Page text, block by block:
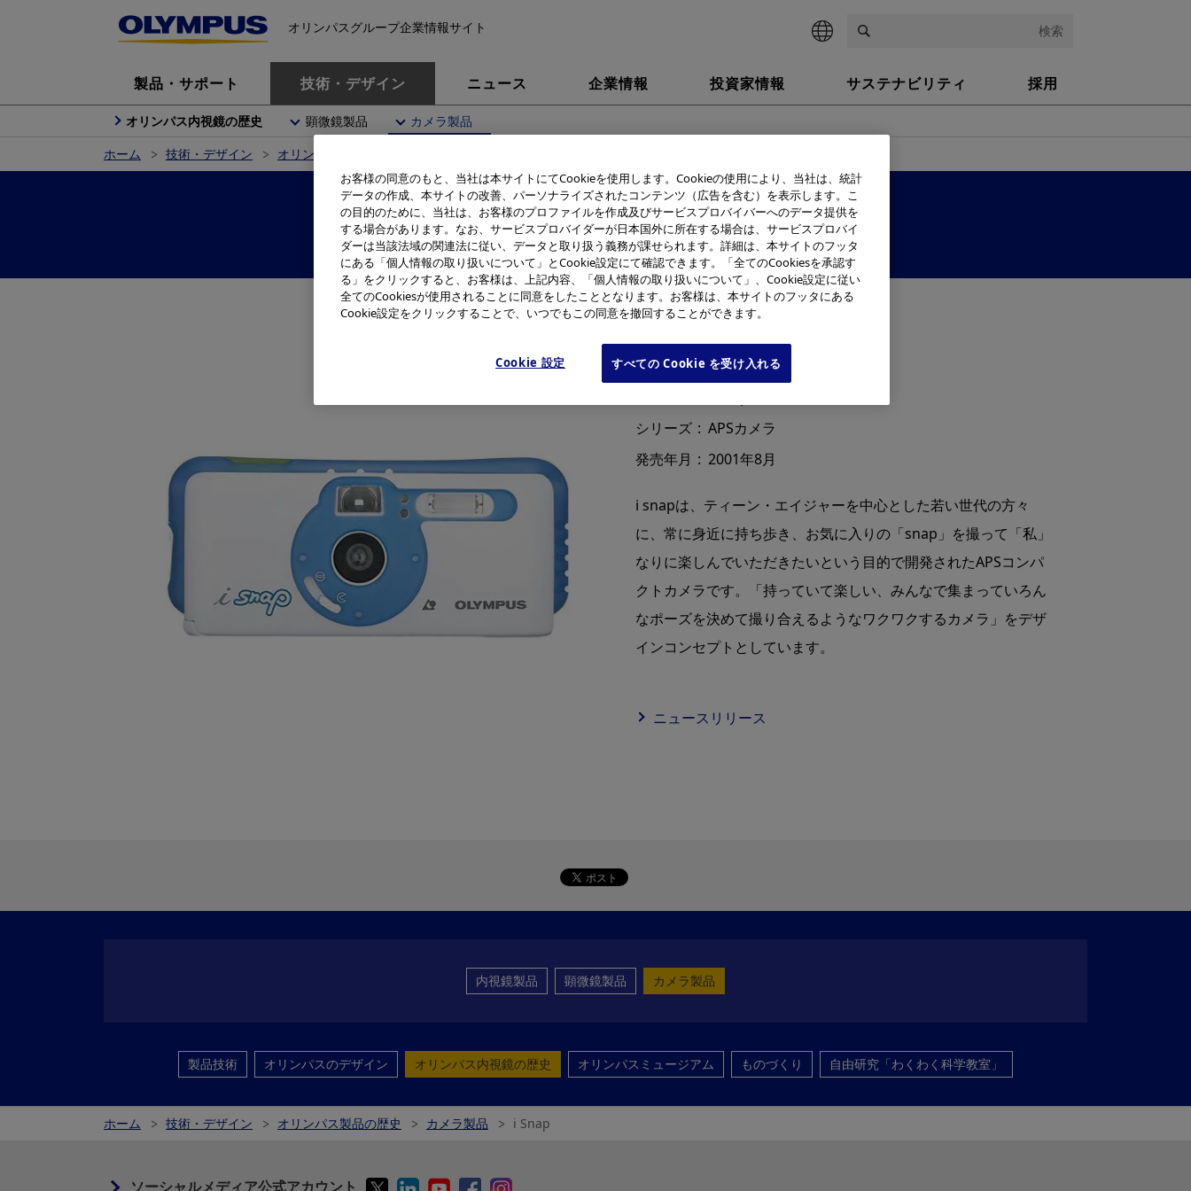
オリンパスグループ企業情報サイト 検索
製品・サポート 技術・デザイン ニュース 企業情報 投資家情報 サステナビリティ 採用
オリンパス内視鏡の歴史 顕微鏡製品
カメラ製品
ホーム
技術・デザイン オリンパス製品の歴史
i Snap
シリーズ
APSカメラ
発売年月
2001年8月
i snapは、ティーン・エイジャーを中心とした若い世代の方々
に、常に身近に持ち歩き、お気に入りの「snap」を撮って「私」
なりに楽しんでいただきたいという目的で開発されたAPSコンパ
クトカメラです。「持っていて楽しい、みんなで集まっていろん
なポーズを決めて撮り合えるようなワクワクするカメラ」をデザ
インコンセプトとしています。
ニュースリリース
内視鏡製品 顕微鏡製品 カメラ製品
製品技術 オリンパスのデザイン オリンパス内視鏡の歴史 オリンパスミュージアム ものづくり 自由研究「わくわく科学教室」
ホーム 技術・デザイン オリンパス製品の歴史 カメラ製品 i Snap
ソーシャルメディア公式アカウント
お客様の同意のもと、当社は本サイトにてCookieを使用します。Cookieの使用により、当社は、統計
データの作成、本サイトの改善、パーソナライズされたコンテンツ（広告を含む）を表示します。こ
の目的のために、当社は、お客様のプロファイルを作成及びサービスプロバイバーへのデータ提供を
する場合があります。なお、サービスプロバイダーが日本国外に所在する場合は、サービスプロバイ
ダーは当該法域の関連法に従い、データと取り扱う義務が課せられます。詳細は、本サイトのフッタ
にある「個人情報の取り扱いについて」とCookie設定にて確認できます。「全てのCookiesを承認す
る」をクリックすると、お客様は、上記内容、「個人情報の取り扱いについて」、Cookie設定に従い
全てのCookiesが使用されることに同意をしたこととなります。お客様は、本サイトのフッタにある
Cookie設定をクリックすることで、いつでもこの同意を撤回することができます。
Cookie 設定 すべての Cookie を受け入れる